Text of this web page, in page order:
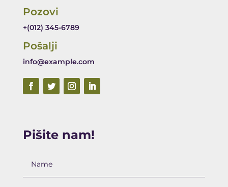
Pozovi
+(012) 345-6789
Pošalji
info@example.com
Pišite nam!